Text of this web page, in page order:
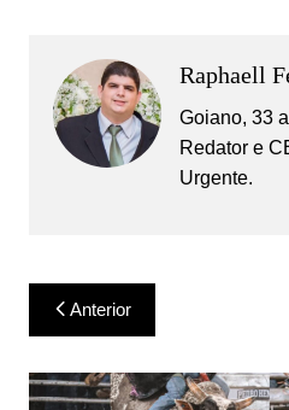
Raphaell
Goiano, 33
Redator e
Urgente.
Navegação
de
Post
Anterior